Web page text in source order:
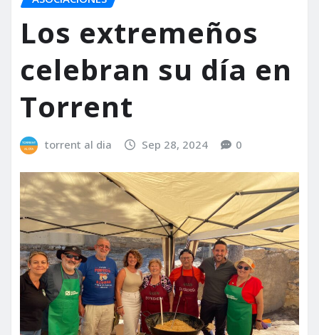
Los extremeños
celebran su día en
Torrent
torrent al dia Sep 28, 2024 0